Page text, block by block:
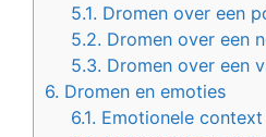
5.1. Dromen over een
5.2. Dromen over een
5.3. Dromen over een
6. Dromen en emoties
6.1. Emotionele